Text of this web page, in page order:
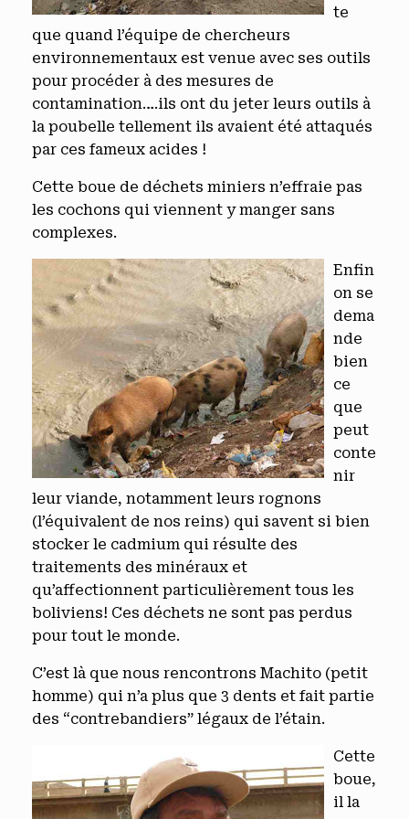
te
que quand l’équipe de chercheurs
environnementaux est venue avec ses outils
pour procéder à des mesures de
contamination….ils ont du jeter leurs outils à
la poubelle tellement ils avaient été attaqués
par ces fameux acides !
Cette boue de déchets miniers n’effraie pas
les cochons qui viennent y manger sans
complexes.
Enfin
on se
dema
nde
bien
ce
que
peut
conte
nir
leur viande, notamment leurs rognons
(l’équivalent de nos reins) qui savent si bien
stocker le cadmium qui résulte des
traitements des minéraux et
qu’affectionnent particulièrement tous les
boliviens! Ces déchets ne sont pas perdus
pour tout le monde.
C’est là que nous rencontrons Machito (petit
homme) qui n’a plus que 3 dents et fait partie
des “contrebandiers” légaux de l’étain.
Cette
boue,
il la